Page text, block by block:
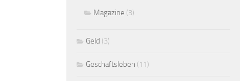
Magazine (3)
Geld (3)
Geschäftsleben (11)